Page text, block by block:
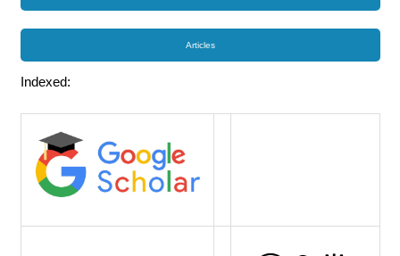
Articles
Indexed: